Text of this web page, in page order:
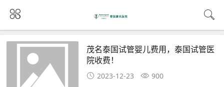
茂名泰国试管婴儿费用，泰国试管医
院收费！
2023-12-23 900